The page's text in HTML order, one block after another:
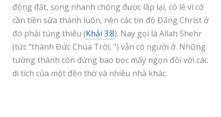
động đất, song nhanh chóng được lập lại, có lẽ vì cớ
cần tiền sửa thành luôn, nên các tín đồ Đấng Christ ở
đó phải túng thiếu (Khải 3:8). Nay gọi là Allah Shehr
(tức “thành Đức Chúa Trời, “) vẫn có người ở. Những
tường thành còn đứng bao bọc mấy ngọn đồi với các
di tích của một đền thờ và nhiều nhà khác.